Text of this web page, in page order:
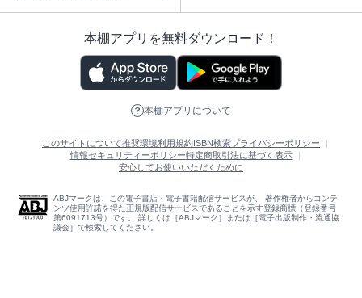
本棚アプリを無料ダウンロード！
本棚アプリについて
このサイトについて推奨環境利用規約ISBN検索プライバシーポリシー
情報セキュリティーポリシー特定商取引法に基づく表示
安心してお使いいただくために
ABJマークは、この電子書店・電子書籍配信サービスが、 著作権者からコンテ
ンツ使用許諾を得た正規版配信サービスであることを示す登録商標（登録番号
第6091713号）です。 詳しくは［ABJマーク］または［電子出版制作・流通協
議会］で検索してください。